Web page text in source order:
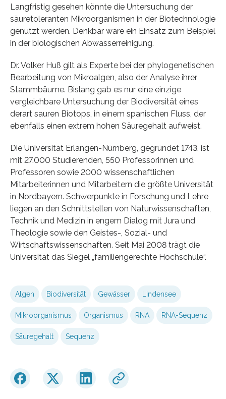
Langfristig gesehen könnte die Untersuchung der
säuretoleranten Mikroorganismen in der Biotechnologie
genutzt werden. Denkbar wäre ein Einsatz zum Beispiel
in der biologischen Abwasserreinigung.
Dr. Volker Huß gilt als Experte bei der phylogenetischen
Bearbeitung von Mikroalgen, also der Analyse ihrer
Stammbäume. Bislang gab es nur eine einzige
vergleichbare Untersuchung der Biodiversität eines
derart sauren Biotops, in einem spanischen Fluss, der
ebenfalls einen extrem hohen Säuregehalt aufweist.
Die Universität Erlangen-Nürnberg, gegründet 1743, ist
mit 27.000 Studierenden, 550 Professorinnen und
Professoren sowie 2000 wissenschaftlichen
Mitarbeiterinnen und Mitarbeitern die größte Universität
in Nordbayern. Schwerpunkte in Forschung und Lehre
liegen an den Schnittstellen von Naturwissenschaften,
Technik und Medizin in engem Dialog mit Jura und
Theologie sowie den Geistes-, Sozial- und
Wirtschaftswissenschaften. Seit Mai 2008 trägt die
Universität das Siegel „familiengerechte Hochschule“.
Algen Biodiversität Gewässer Lindensee
Mikroorganismus Organismus RNA RNA-Sequenz
Säuregehalt Sequenz